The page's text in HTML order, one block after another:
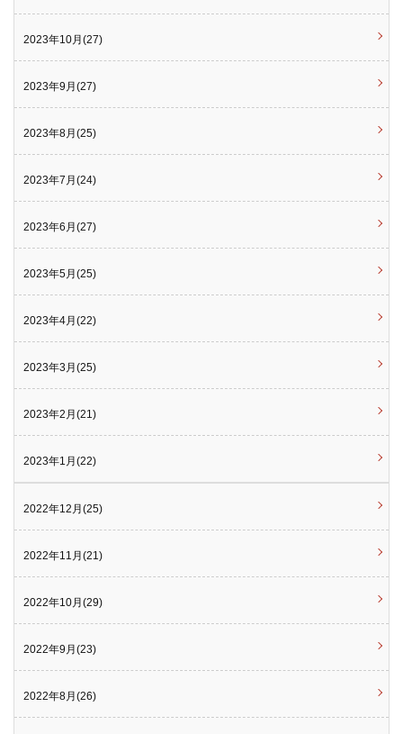
2023年10月(27)
2023年9月(27)
2023年8月(25)
2023年7月(24)
2023年6月(27)
2023年5月(25)
2023年4月(22)
2023年3月(25)
2023年2月(21)
2023年1月(22)
2022年12月(25)
2022年11月(21)
2022年10月(29)
2022年9月(23)
2022年8月(26)